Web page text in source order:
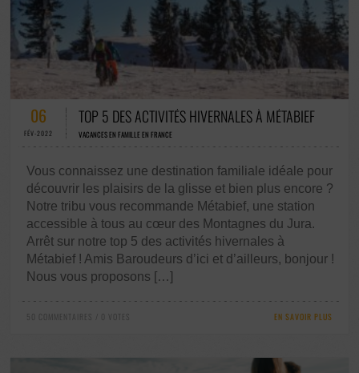
50 COMMENTAIRES / 0 VOTES
06
FÉV-2022
TOP 5 DES ACTIVITÉS HIVERNALES À MÉTABIEF
VACANCES EN FAMILLE EN FRANCE
Vous connaissez une destination familiale idéale pour
découvrir les plaisirs de la glisse et bien plus encore ?
Notre tribu vous recommande Métabief, une station
accessible à tous au cœur des Montagnes du Jura.
Arrêt sur notre top 5 des activités hivernales à
Métabief ! Amis Baroudeurs d’ici et d’ailleurs, bonjour !
Nous vous proposons […]
50 COMMENTAIRES / 0 VOTES EN SAVOIR PLUS